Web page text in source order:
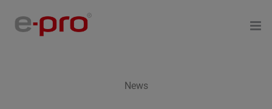
Inhalt
springen
News